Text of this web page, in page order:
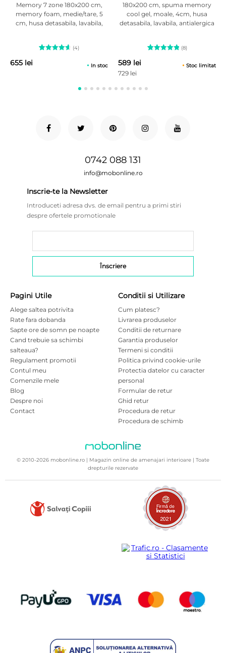
Memory 7 zone 180x200 cm,
memory foam, medie/tare, 5
cm, husa detasabila, lavabila,
(4)
655 lei In stoc
180x200 cm, spuma memory
cool gel, moale, 4cm, husa
detasabila, lavabila, antialergica
(8)
589 lei
729 lei
Stoc limitat
0742 088 131
info@mobonline.ro
Inscrie-te la Newsletter
Introduceti adresa dvs. de email pentru a primi stiri
despre ofertele promotionale
Pagini Utile
Alege saltea potrivita
Rate fara dobanda
Sapte ore de somn pe noapte
Cand trebuie sa schimbi
salteaua?
Regulament promotii
Contul meu
Comenzile mele
Blog
Despre noi
Contact
Conditii si Utilizare
Cum platesc?
Livrarea produselor
Conditii de returnare
Garantia produselor
Termeni si conditii
Politica privind cookie-urile
Protectia datelor cu caracter
personal
Formular de retur
Ghid retur
Procedura de retur
Procedura de schimb
© 2010-2026 mobonline.ro | Magazin online de amenajari interioare | Toate
drepturile rezervate